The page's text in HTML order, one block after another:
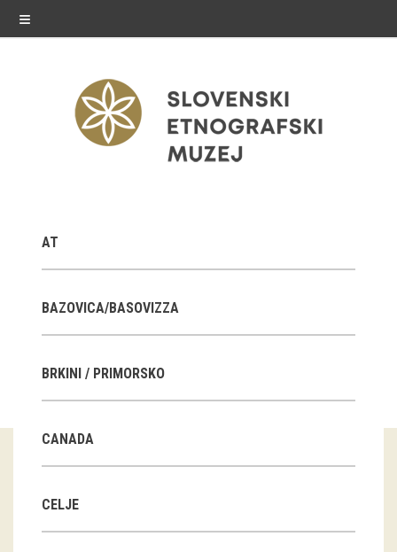
≡
Stalne razstave
Občasne razstave
E-razstave
Arhiv razstav
AT
BAZOVICA/BASOVIZZA
BRKINI / PRIMORSKO
CANADA
CELJE